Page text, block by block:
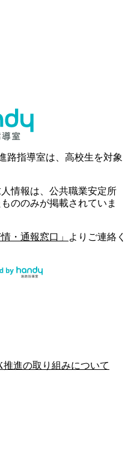
路指導室は、高校生を対象
情報は、公共職業安定所
ののみが掲載されていま
情・通報窓口」
よりご連絡く
進の取り組みについて